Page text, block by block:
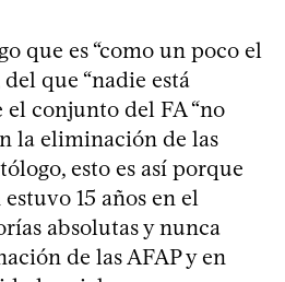
que es “como un poco el
del que “nadie está
el conjunto del FA “no
la eliminación de las
esto es así porque
15 años en el
absolutas y nunca
de las AFAP y en